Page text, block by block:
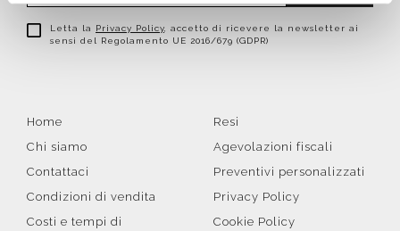
Letta la Privacy Policy , accetto di ricevere la newsletter ai
sensi del Regolamento UE 2016/679 (GDPR)
Home
Chi siamo
Contattaci
Condizioni di vendita
Costi e tempi di
Resi
Agevolazioni fiscali
Preventivi personalizzati
Privacy Policy
Cookie Policy